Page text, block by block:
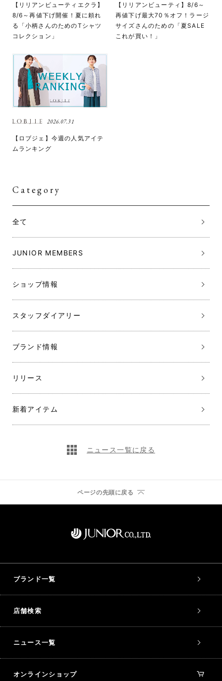
【リリアンビューティエクラ】
8/6～再値下げ開催！夏に頼れ
る「小柄さんのためのTシャツ
コレクション」
【リリアンビューティ】8/6～
再値下げ最大70％オフ！ラージ
サイズさんのための「夏SALE
これが買い！」
2026.07.31
【ロブジェ】今週の人気アイテ
ムランキング
Category
全て
JUNIOR MEMBERS
ショップ情報
スタッフダイアリー
ブランド情報
リリース
新着アイテム
ニュース一覧に戻る
ページの先頭に戻る
ブランド一覧
店舗検索
ニュース一覧
オンラインショップ